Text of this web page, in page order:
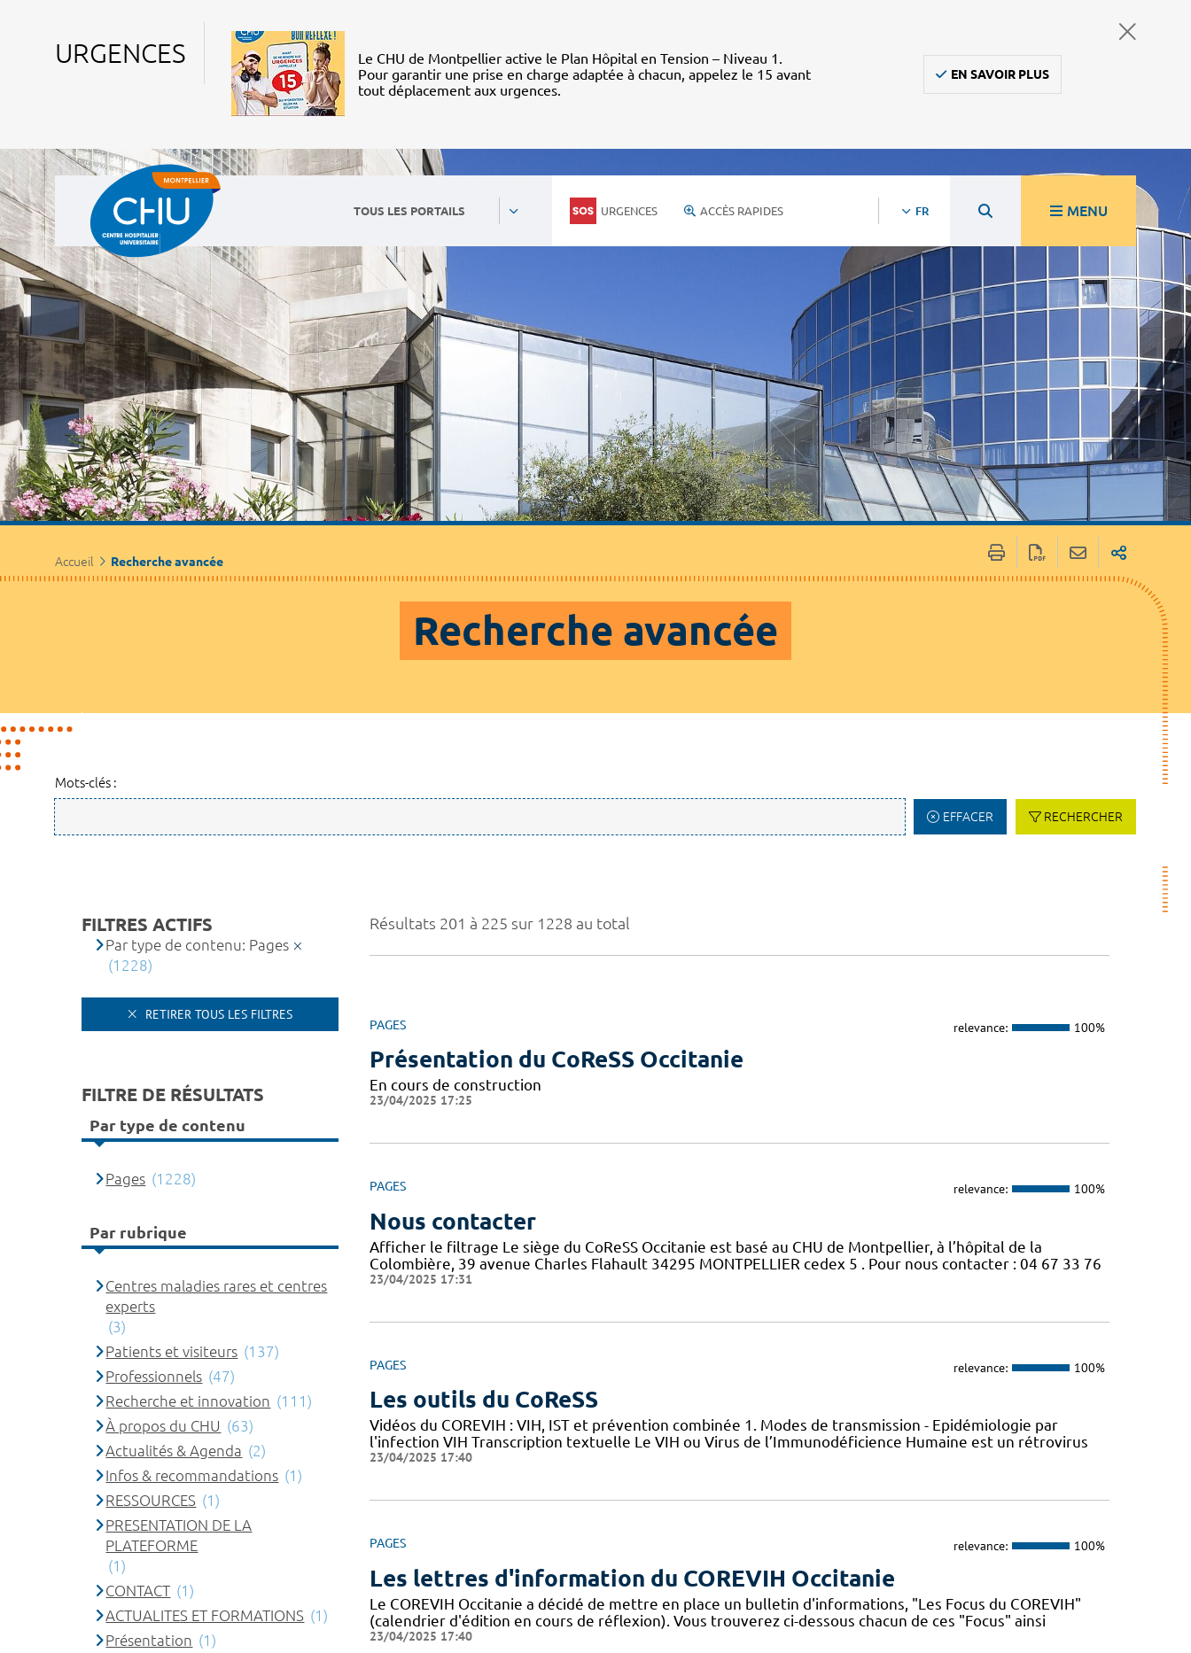
URGENCES
Le CHU de Montpellier active le Plan Hôpital en Tension – Niveau 1.
Pour garantir une prise en charge adaptée à chacun, appelez le 15 avant
tout déplacement aux urgences.
EN SAVOIR PLUS
TOUS LES PORTAILS URGENCES ACCÈS RAPIDES FR MENU
Accueil Recherche avancée
Recherche avancée
Mots-clés :
EFFACER RECHERCHER
Résultats 201 à 225 sur 1228 au total
PAGES relevance: 100%
Présentation du CoReSS Occitanie
En cours de construction
23/04/2025 17:25
PAGES relevance: 100%
Nous contacter
Afficher le filtrage Le siège du CoReSS Occitanie est basé au CHU de Montpellier, à l’hôpital de la
Colombière, 39 avenue Charles Flahault 34295 MONTPELLIER cedex 5 . Pour nous contacter : 04 67 33 76
23/04/2025 17:31
PAGES relevance: 100%
Les outils du CoReSS
Vidéos du COREVIH : VIH, IST et prévention combinée 1. Modes de transmission - Epidémiologie par
l'infection VIH Transcription textuelle Le VIH ou Virus de l’Immunodéficience Humaine est un rétrovirus
23/04/2025 17:40
PAGES relevance: 100%
Les lettres d'information du COREVIH Occitanie
Le COREVIH Occitanie a décidé de mettre en place un bulletin d'informations, "Les Focus du COREVIH"
(calendrier d'édition en cours de réflexion). Vous trouverez ci-dessous chacun de ces "Focus" ainsi
23/04/2025 17:40
FILTRES ACTIFS
Par type de contenu: Pages
(1228)
RETIRER TOUS LES FILTRES
FILTRE DE RÉSULTATS
Par type de contenu
Pages (1228)
Par rubrique
Centres maladies rares et centres
experts
(3)
Patients et visiteurs (137)
Professionnels (47)
Recherche et innovation (111)
À propos du CHU (63)
Actualités & Agenda (2)
Infos & recommandations (1)
RESSOURCES (1)
PRESENTATION DE LA
PLATEFORME
(1)
CONTACT (1)
ACTUALITES ET FORMATIONS (1)
Présentation (1)